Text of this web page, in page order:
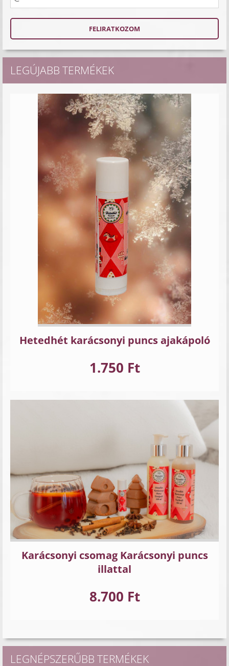
LEGÚJABB TERMÉKEK
Hetedhét karácsonyi puncs ajakápoló
1.750 Ft
Karácsonyi csomag Karácsonyi puncs
illattal
8.700 Ft
LEGNÉPSZERŰBB TERMÉKEK